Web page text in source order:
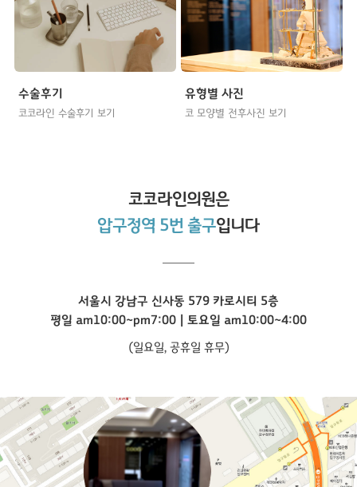
수술후기
코코라인 수술후기 보기
유형별 사진
코 모양별 전후사진 보기
코코라인의원은
압구정역 5번 출구입니다
서울시 강남구 신사동 579 카로시티 5층
평일 am10:00~pm7:00 | 토요일 am10:00~4:00
(일요일, 공휴일 휴무)